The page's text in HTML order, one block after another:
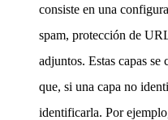
consiste en una
spam, protección de
adjuntos. Estas capas se
que, si una capa no
identificarla. Por